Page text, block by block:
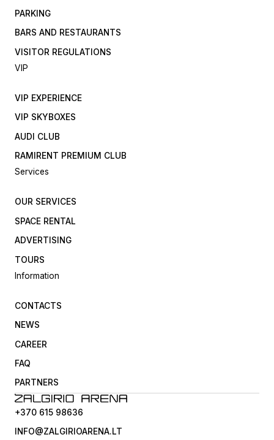
PARKING
BARS AND RESTAURANTS
VISITOR REGULATIONS
VIP
VIP EXPERIENCE
VIP SKYBOXES
AUDI CLUB
RAMIRENT PREMIUM CLUB
Services
OUR SERVICES
SPACE RENTAL
ADVERTISING
TOURS
Information
CONTACTS
NEWS
CAREER
FAQ
PARTNERS
+370 615 98636
INFO@ZALGIRIOARENA.LT